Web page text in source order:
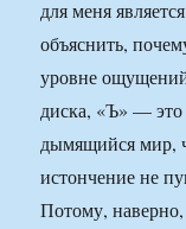
для меня
объяснить,
уровне
диска, «Ъ» — это
дымящийся мир,
истончение не
Потому,